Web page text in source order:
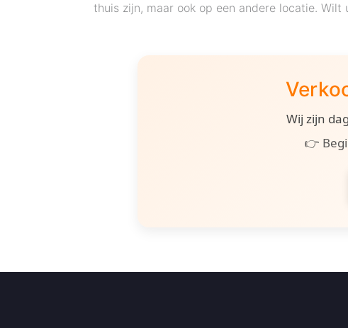
thuis zijn, maar ook op een andere locatie.
Wij zijn
👉